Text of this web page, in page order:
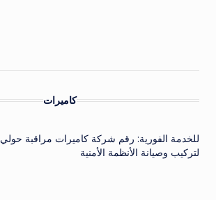
كاميرات
للخدمة الفورية: رقم شركة كاميرات مراقبة حولي
لتركيب وصيانة الأنظمة الأمنية